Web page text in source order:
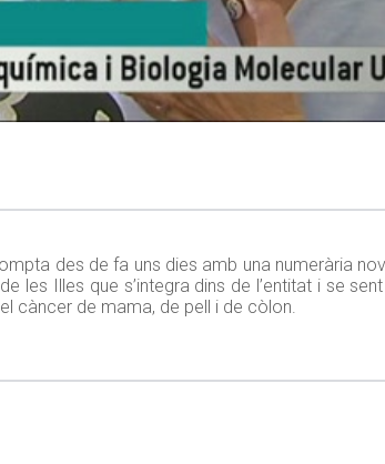
des de fa uns dies amb una numerària
les Illes que s’integra dins de l’entitat i se
càncer de mama, de pell i de còlon.